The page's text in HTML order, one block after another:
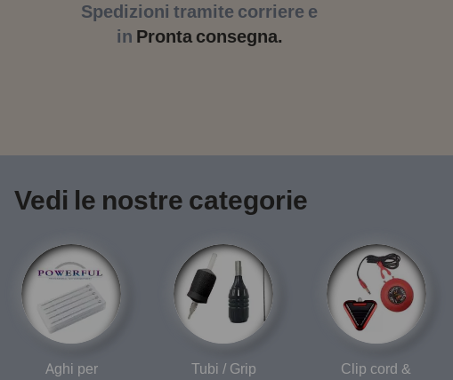
Spedizioni tramite corriere e
in Pronta consegna.
Vedi le nostre categorie
Aghi per
Tubi / Grip
Clip cord &